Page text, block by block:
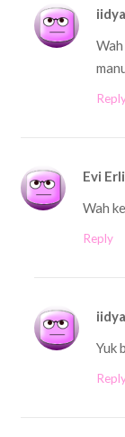
Evi
Wah
Reply
Yuk